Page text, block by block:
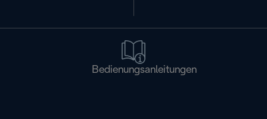
Bedienungsanleitungen